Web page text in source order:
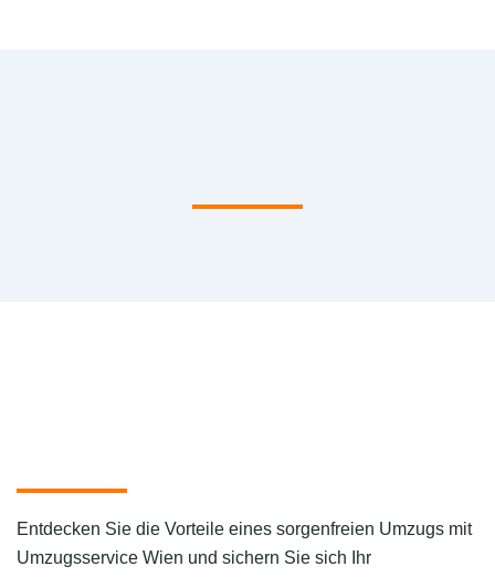
Entdecken Sie die Vorteile eines sorgenfreien Umzugs mit
Umzugsservice Wien und sichern Sie sich Ihr